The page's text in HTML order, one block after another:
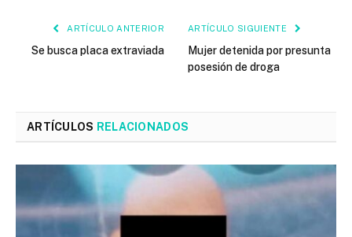
ARTÍCULO ANTERIOR
Se busca placa extraviada
ARTÍCULO SIGUIENTE
Mujer detenida por presunta
posesión de droga
ARTÍCULOS RELACIONADOS